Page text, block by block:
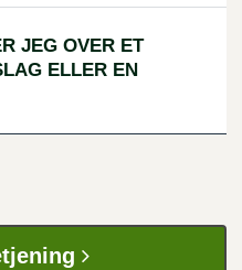
JEG OVER ET
ELLER EN